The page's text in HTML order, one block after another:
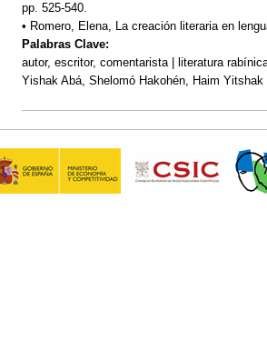
pp. 525-540.
• Romero, Elena, La creación literaria en
Palabras Clave:
autor, escritor, comentarista | literatura
Yishak Abá, Shelomó Hakohén, Haim Yitshak